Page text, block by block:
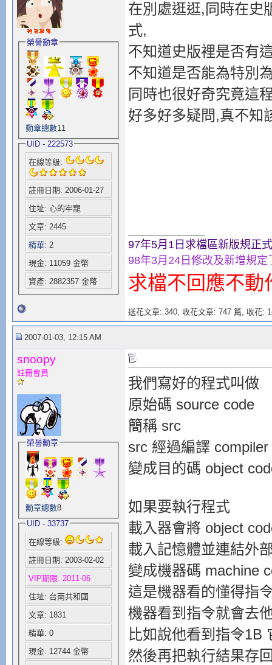
榮譽勳章
勳章總數11
UID - 222573
在線等級:
註冊日期: 2006-01-27
住址: 心的牢寵
文章: 2445
精華: 2
現金: 11059 金幣
資產: 2882357 金幣
在別處逛逛,同時在史
式,
不知道史版裡是否有
不知道是否能為特別
同時也很好奇究竟這
好多好多疑問,真不知
97年5月1日求檔區新版規正
98年3月24日修改及新增規定
求檔不回應不動
送花文章: 340, 收花文章: 747 篇, 收花:
2007-01-03, 12:15 AM
snoopy
註冊會員
榮譽勳章
勳章總數8
UID - 33737
在線等級:
註冊日期: 2003-02-02
VIP期限: 2011-06
住址: 台南共和國
文章: 1831
精華: 0
現金: 12744 金幣
我們寫好的程式叫做
原始碼 source code
簡稱 src
src 經過編譯
變成目的碼 object
如果要執行程式
載入器會將 object
載入記憶體並連結外
變成機器碼 machine
這是機器看的懂得指
機器看到指令就會去
比如說他看到指令1B
然後再把執行結果存